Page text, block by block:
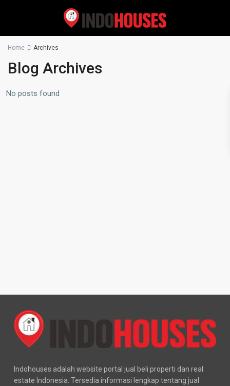
Home Archives
Blog Archives
No posts found
Indohouses adalah website portal jual beli properti dan real
estate Indonesia. Tersedia informasi lengkap tentang jual